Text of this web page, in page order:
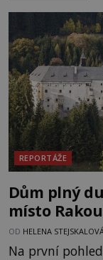
je umělá
1873
REPORTÁŽE
Dům plný
místo
OD HELENA
Na první